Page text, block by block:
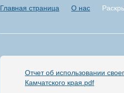
Главная страница О нас
Отчет об использовании
Камчатского края.pdf